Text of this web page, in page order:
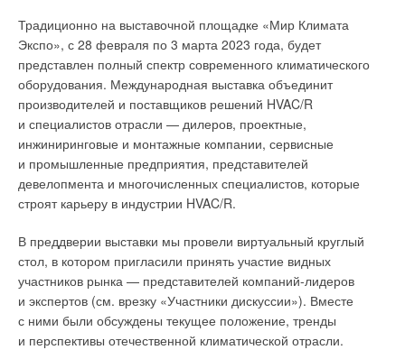
Традиционно на выставочной площадке «Мир Климата
Экспо», с 28 февраля по 3 марта 2023 года, будет
представлен полный спектр современного климатического
оборудования. Международная выставка объединит
производителей и поставщиков решений HVAC/R
и специалистов отрасли — дилеров, проектные,
инжиниринговые и монтажные компании, сервисные
и промышленные предприятия, представителей
девелопмента и многочисленных специалистов, которые
строят карьеру в индустрии HVAC/R.
В преддверии выставки мы провели виртуальный круглый
стол, в котором пригласили принять участие видных
участников рынка — представителей компаний-лидеров
и экспертов (см. врезку «Участники дискуссии»). Вместе
с ними были обсуждены текущее положение, тренды
и перспективы отечественной климатической отрасли.
В этой статье приводятся наши предложения [6] по
изменению и дополнению последнего проекта приказа
Минстроя, поступившего с письмом ФАУ «ФЦС» от 11
августа 2022 года «Об утверждении требований
энергетической эффективности зданий и Правил
определения класса энергетической эффективности
многоквартирных домов», и к вступившему в силу 1 сентября
того же 2022 года «Положению о составе разделов
в части требований к энергоэффективности зданий и систем
их инженерного обеспечения, утверждённому
Постановлением Правительства РФ (ПП РФ) от 27 мая 2022
года №963, а также о некорректном определении тепловой
нагрузки систем отопления жилого дома при анализе выбора
типа и мощности источника энергии, результаты которого